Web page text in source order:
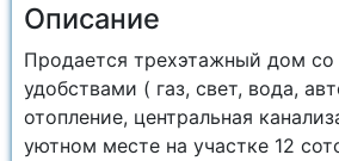
Описание
Продается трехэтажный дом со
удобствами ( газ, свет, вода,
отопление, центральная
уютном месте на участке 12